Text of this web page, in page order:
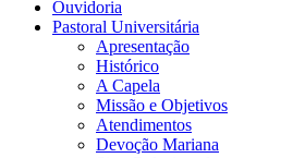
Ouvidoria
Pastoral Universitária
Apresentação
Histórico
A Capela
Missão e Objetivos
Atendimentos
Devoção Mariana